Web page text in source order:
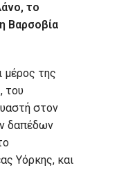
το
Βαρσοβία
μέρος της
του
στον
δαπέδων
Υόρκης, και